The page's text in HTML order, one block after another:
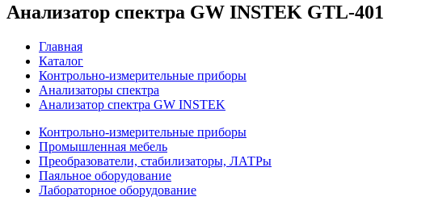
Анализатор спектра GW INSTEK GTL-401
Главная
Каталог
Контрольно-измерительные приборы
Анализаторы спектра
Анализатор спектра GW INSTEK
Контрольно-измерительные приборы
Промышленная мебель
Преобразователи, стабилизаторы, ЛАТРы
Паяльное оборудование
Лабораторное оборудование